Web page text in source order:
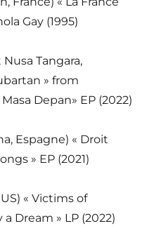
Gay (1995)
Nusa Tangara,
» from
Depan» EP (2022)
Espagne) « Droit
» EP (2021)
« Victims of
Dream » LP (2022)